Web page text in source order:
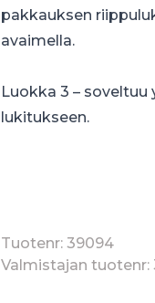
pakkauksen
avaimella.
Luokka 3 – soveltuu
lukitukseen.
Tuotenr: 39094
Valmistajan tuotenr: